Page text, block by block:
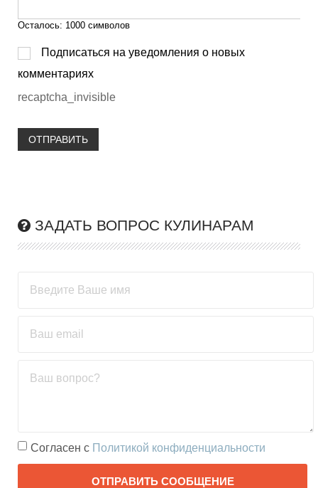
Осталось: 1000 символов
Подписаться на уведомления о новых
комментариях
recaptcha_invisible
ОТПРАВИТЬ
ЗАДАТЬ ВОПРОС КУЛИНАРАМ
Terms
Согласен с Политикой конфиденциальности
ОТПРАВИТЬ СООБЩЕНИЕ